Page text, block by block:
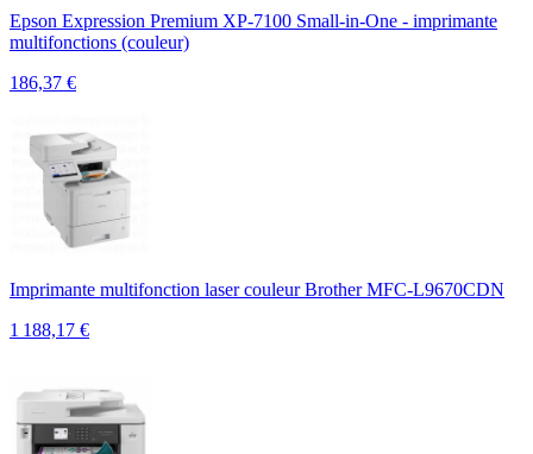
Epson Expression Premium XP-7100 Small-in-One - imprimante
multifonctions (couleur)
186,37 €
Imprimante multifonction laser couleur Brother MFC-L9670CDN
1 188,17 €